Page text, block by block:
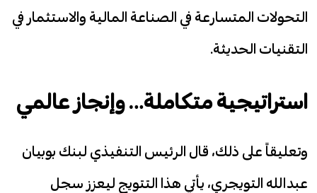
التحولات المتسارعة في الصناعة المالية والاستثمار في
التقنيات الحديثة.
استراتيجية متكاملة… وإنجاز عالمي
وتعليقاً على ذلك، قال الرئيس التنفيذي لبنك بوبيان
عبدالله التويجري، يأتي هذا التتويج ليعزز سجل